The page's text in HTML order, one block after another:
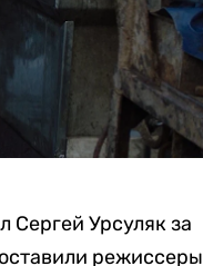
Урсуляк за
режиссеры